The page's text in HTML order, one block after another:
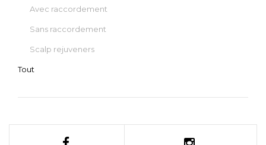
Avec raccordement
Sans raccordement
Scalp rejuveners
Tout